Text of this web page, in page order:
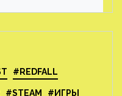
#REDFALL
#STEAM #ИГРЫ